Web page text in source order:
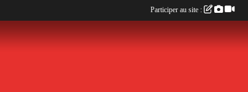
Participer au site :